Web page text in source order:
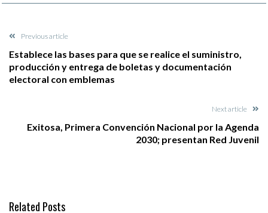
Previous article
Establece las bases para que se realice el suministro,
producción y entrega de boletas y documentación
electoral con emblemas
Next article
Exitosa, Primera Convención Nacional por la Agenda
2030; presentan Red Juvenil
Related Posts